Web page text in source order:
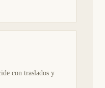
con traslados y